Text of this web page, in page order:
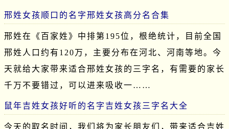
邢姓女孩顺口的名字邢姓女孩高分名合集
邢姓在《百家姓》中排第195位，根绝统计，目前全国
邢姓人口约有120万，主要分布在河北、河南等地。今
天就给大家带来适合邢姓女孩的三字名，有需要的家长
千万不要错过，可以进来吸收一……
鼠年吉姓女孩好听的名字吉姓女孩三字名大全
今天的取名时间，我们将为家长朋友们，带来适合吉姓